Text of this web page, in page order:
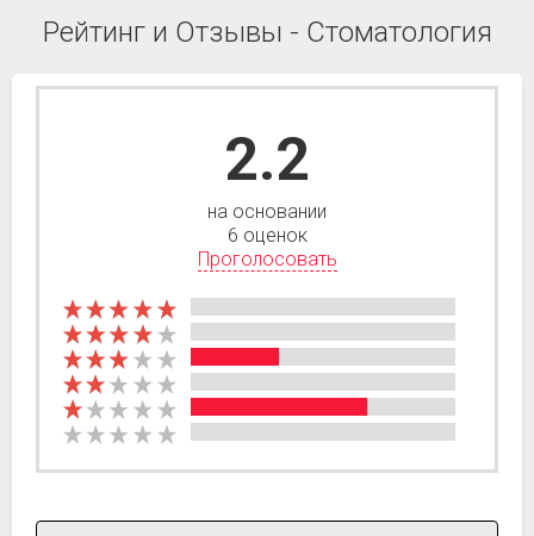
Рейтинг и Отзывы - Стоматология
2.2
на основании
6 оценок
Проголосовать